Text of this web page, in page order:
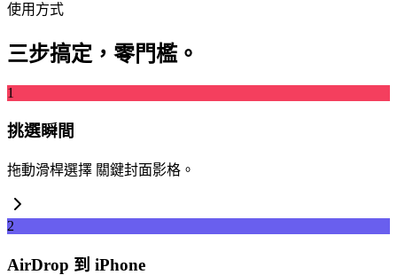
使用方式
三步搞定，零門檻。
1
挑選瞬間
拖動滑桿選擇 關鍵封面影格。
2
AirDrop 到 iPhone